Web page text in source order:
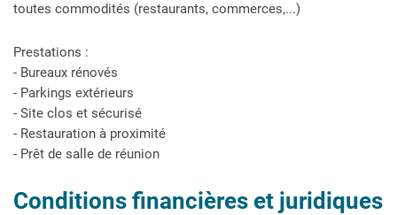
toutes commodités (restaurants, commerces,...)
Prestations :
- Bureaux rénovés
- Parkings extérieurs
- Site clos et sécurisé
- Restauration à proximité
- Prêt de salle de réunion
Conditions financières et juridiques